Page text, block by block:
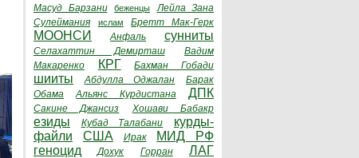
Масуд Барзани беженцы
Лейла Зана
Сулеймания
ислам Бретт Мак-Герк
МООНСИ Анфаль сунниты
Селахаттин Демирташ
Вадим
Макаренко
КРГ Бахман Гобади
шииты Абдулла Оджалан
Барак
Обама
Альянс Курдистана ДПК
Сакине Джансиз Хошави Бабакр
езиды Кубад Талабани
курды-
файли
США Ирак
МИД РФ
геноцид
Дохук Горран ЛАГ